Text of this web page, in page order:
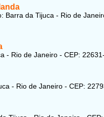
Barra da Tijuca - Rio de
- Rio de Janeiro - CEP:
- Rio de Janeiro - CEP: